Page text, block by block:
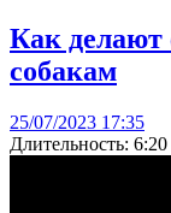
Как
собакам
25/07/2023 17:35
Длительность: 6:20